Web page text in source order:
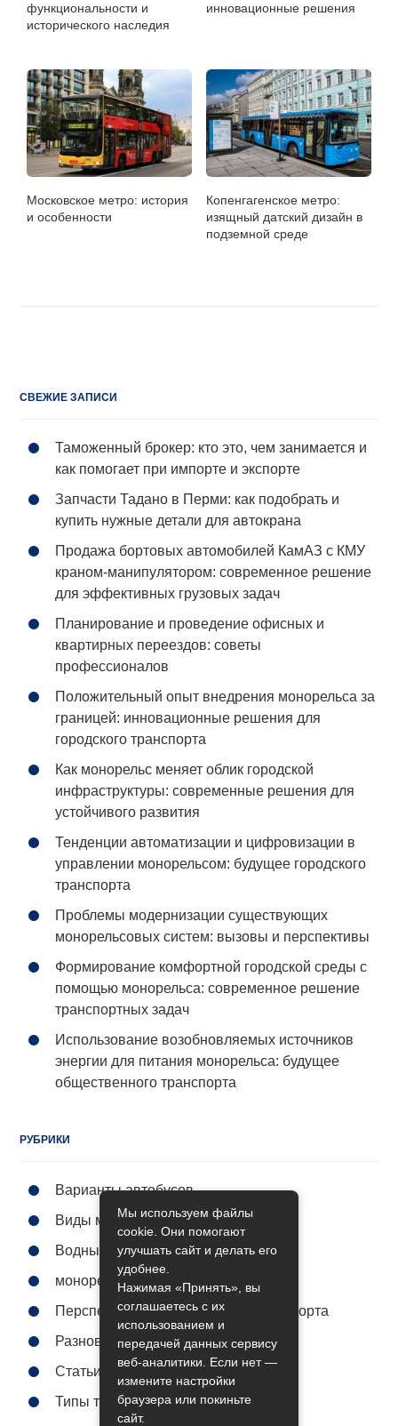
функциональности и
исторического наследия
инновационные решения
Московское метро: история
и особенности
Копенгагенское метро:
изящный датский дизайн в
подземной среде
СВЕЖИЕ ЗАПИСИ
Таможенный брокер: кто это, чем занимается и
как помогает при импорте и экспорте
Запчасти Тадано в Перми: как подобрать и
купить нужные детали для автокрана
Продажа бортовых автомобилей КамАЗ с КМУ
краном-манипулятором: современное решение
для эффективных грузовых задач
Планирование и проведение офисных и
квартирных переездов: советы
профессионалов
Положительный опыт внедрения монорельса за
границей: инновационные решения для
городского транспорта
Как монорельс меняет облик городской
инфраструктуры: современные решения для
устойчивого развития
Тенденции автоматизации и цифровизации в
управлении монорельсом: будущее городского
транспорта
Проблемы модернизации существующих
монорельсовых систем: вызовы и перспективы
Формирование комфортной городской среды с
помощью монорельса: современное решение
транспортных задач
Использование возобновляемых источников
энергии для питания монорельса: будущее
общественного транспорта
РУБРИКИ
Варианты автобусов
Виды метро
Водный транспорт
монорельс городской
Перспективы общественного транспорта
Разновидности поездов
Статьи
Типы трамваев
Мы используем файлы
cookie. Они помогают
улучшать сайт и делать его
удобнее.
Нажимая «Принять», вы
соглашаетесь с их
использованием и
передачей данных сервису
веб-аналитики. Если нет —
измените настройки
браузера или покиньте
сайт.